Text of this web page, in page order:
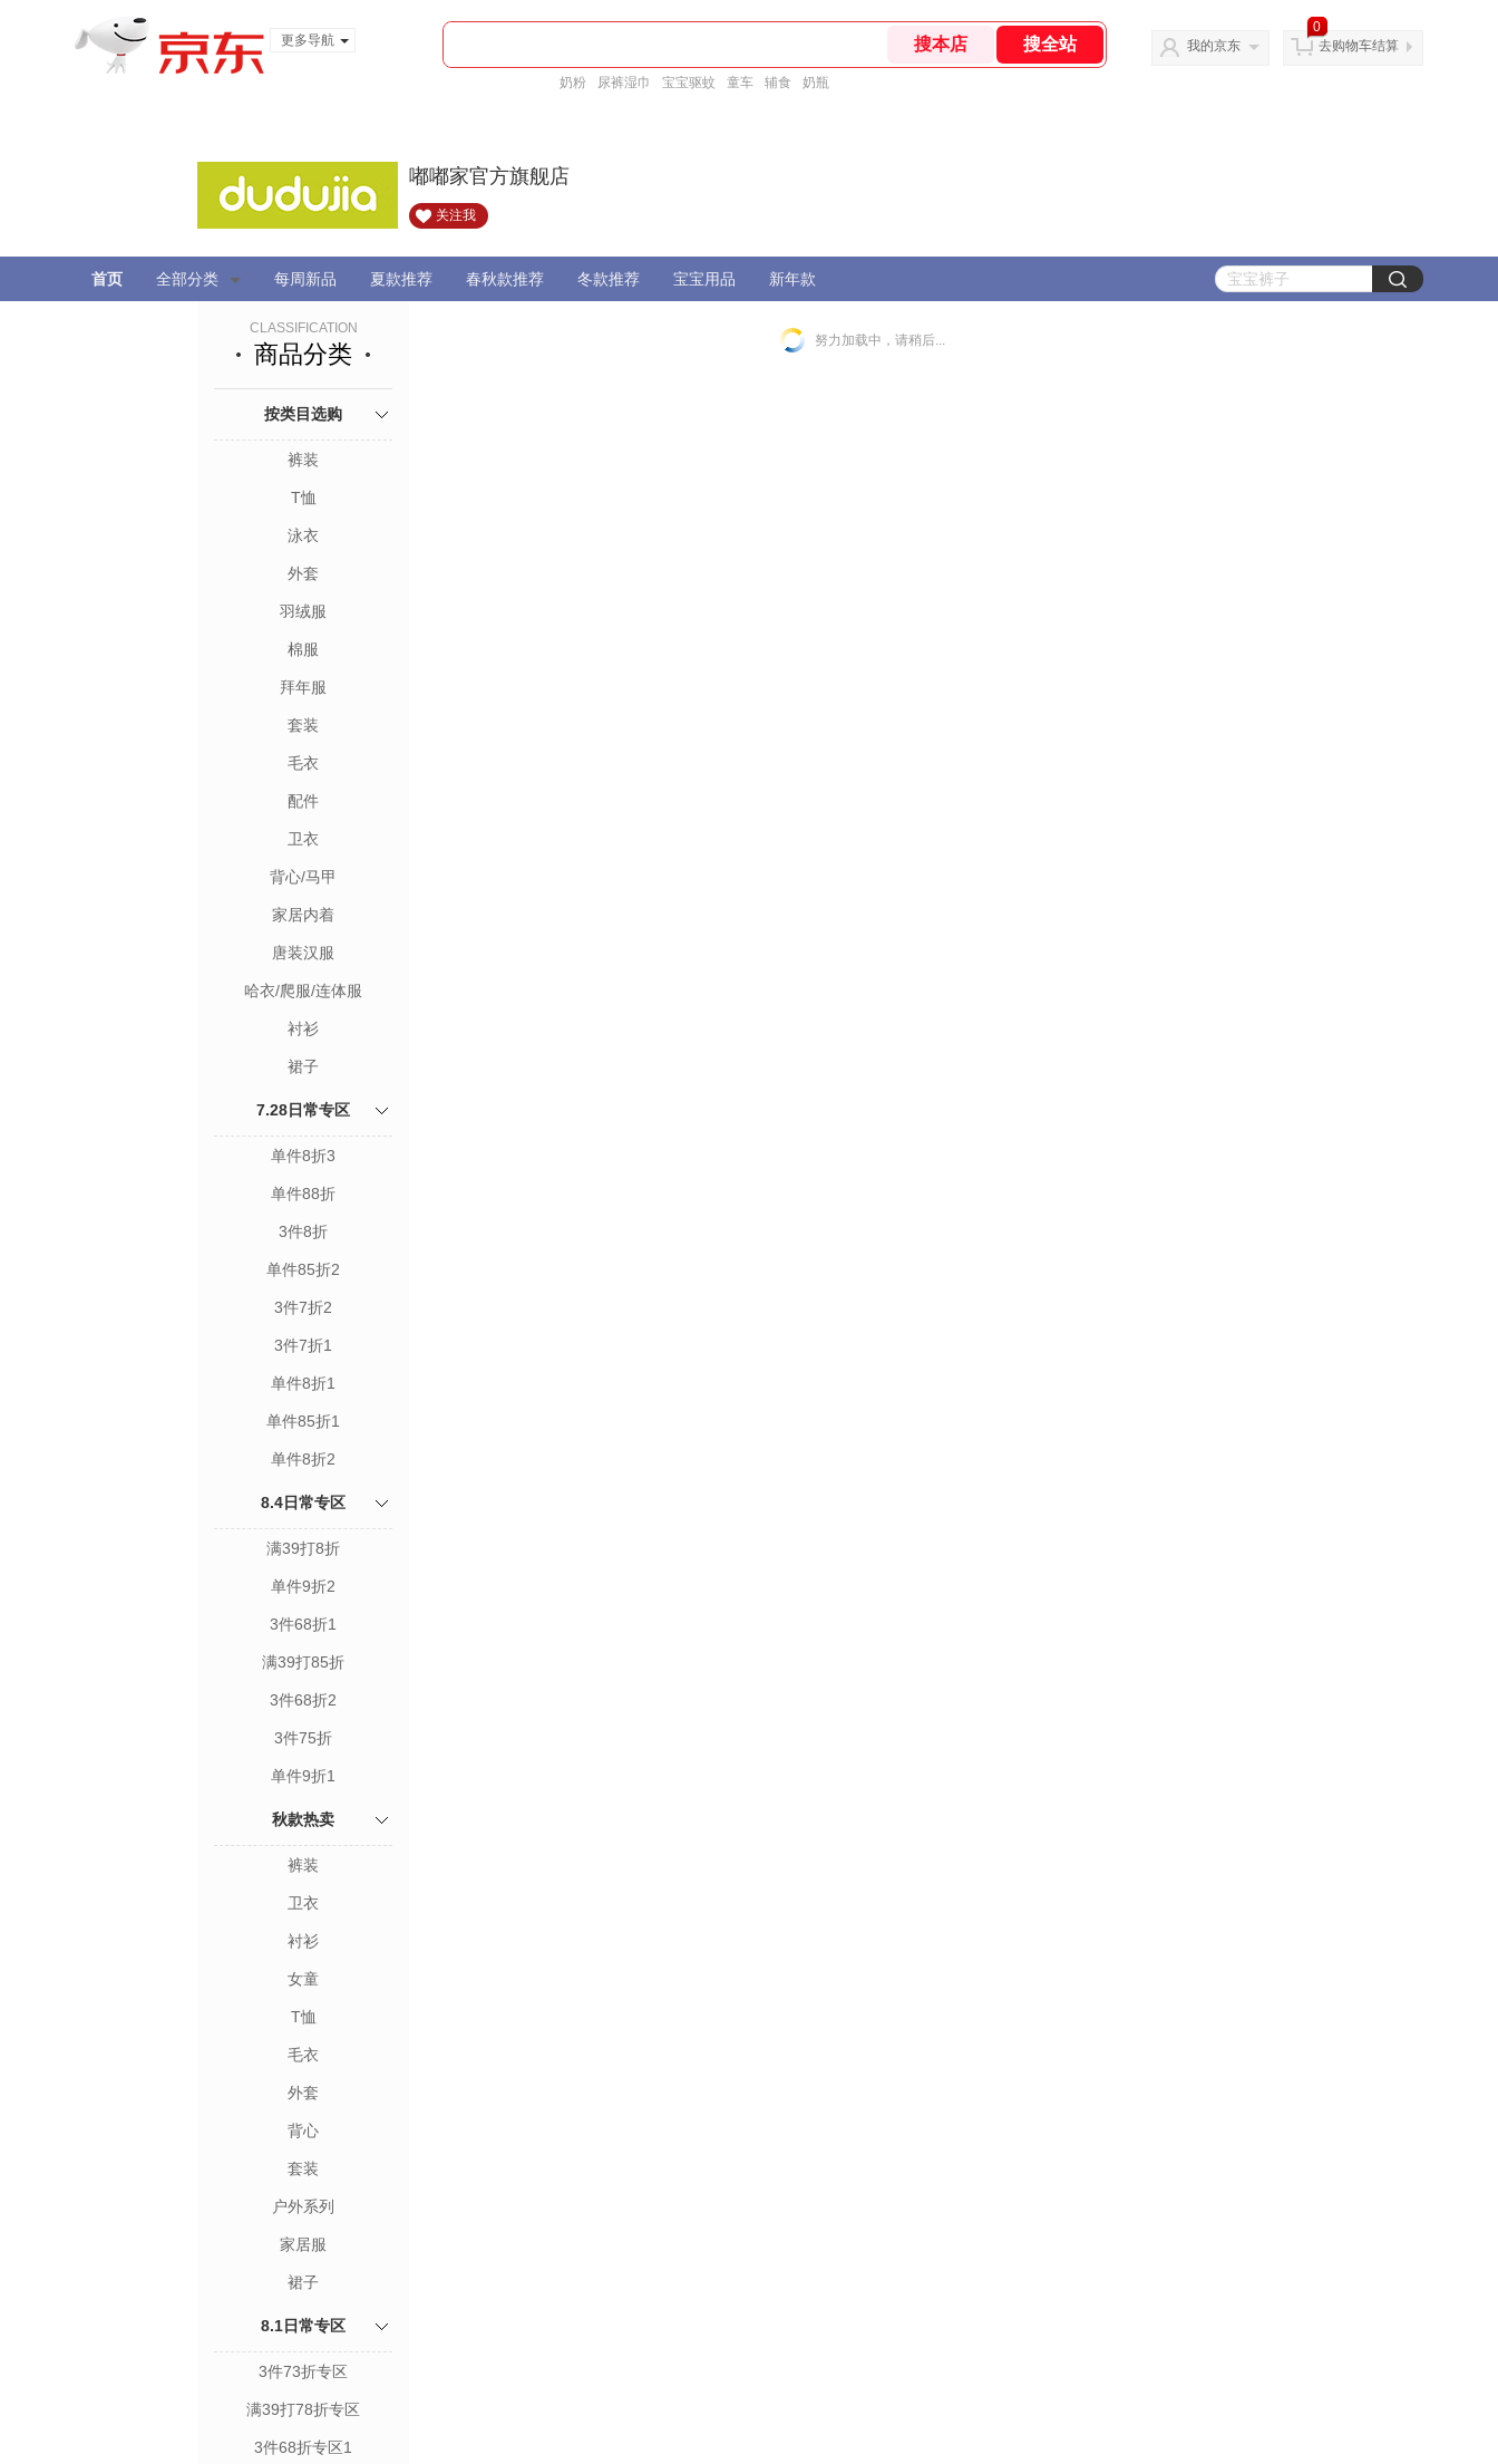
更多导航
奶粉 尿裤湿巾 宝宝驱蚊 童车 辅食 奶瓶
我的京东
0
去购物车结算
嘟嘟家官方旗舰店
关注我
首页 全部分类 每周新品 夏款推荐 春秋款推荐 冬款推荐 宝宝用品 新年款
CLASSIFICATION
商品分类
按类目选购
裤装
T恤
泳衣
外套
羽绒服
棉服
拜年服
套装
毛衣
配件
卫衣
背心/马甲
家居内着
唐装汉服
哈衣/爬服/连体服
衬衫
裙子
7.28日常专区
单件8折3
单件88折
3件8折
单件85折2
3件7折2
3件7折1
单件8折1
单件85折1
单件8折2
8.4日常专区
满39打8折
单件9折2
3件68折1
满39打85折
3件68折2
3件75折
单件9折1
秋款热卖
裤装
卫衣
衬衫
女童
T恤
毛衣
外套
背心
套装
户外系列
家居服
裙子
8.1日常专区
3件73折专区
满39打78折专区
3件68折专区1
努力加载中，请稍后...